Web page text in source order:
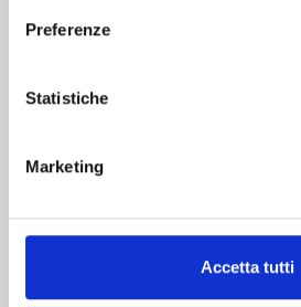
Preferenze
Statistiche
Marketing
Accetta tutti
Mostra tutto